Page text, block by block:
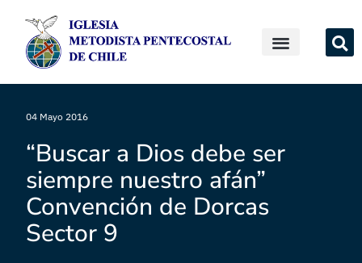
04 Mayo 2016
“Buscar a Dios debe ser
siempre nuestro afán”
Convención de Dorcas
Sector 9